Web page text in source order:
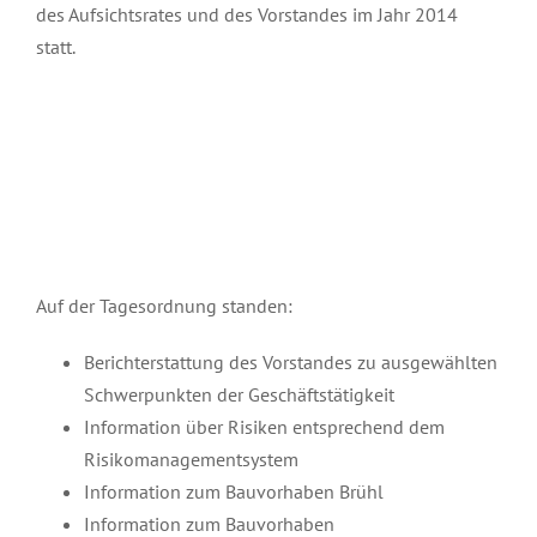
des Aufsichtsrates und des Vorstandes im Jahr 2014
statt.
Auf der Tagesordnung standen:
Berichterstattung des Vorstandes zu ausgewählten
Schwerpunkten der Geschäftstätigkeit
Information über Risiken entsprechend dem
Risikomanagementsystem
Information zum Bauvorhaben Brühl
Information zum Bauvorhaben